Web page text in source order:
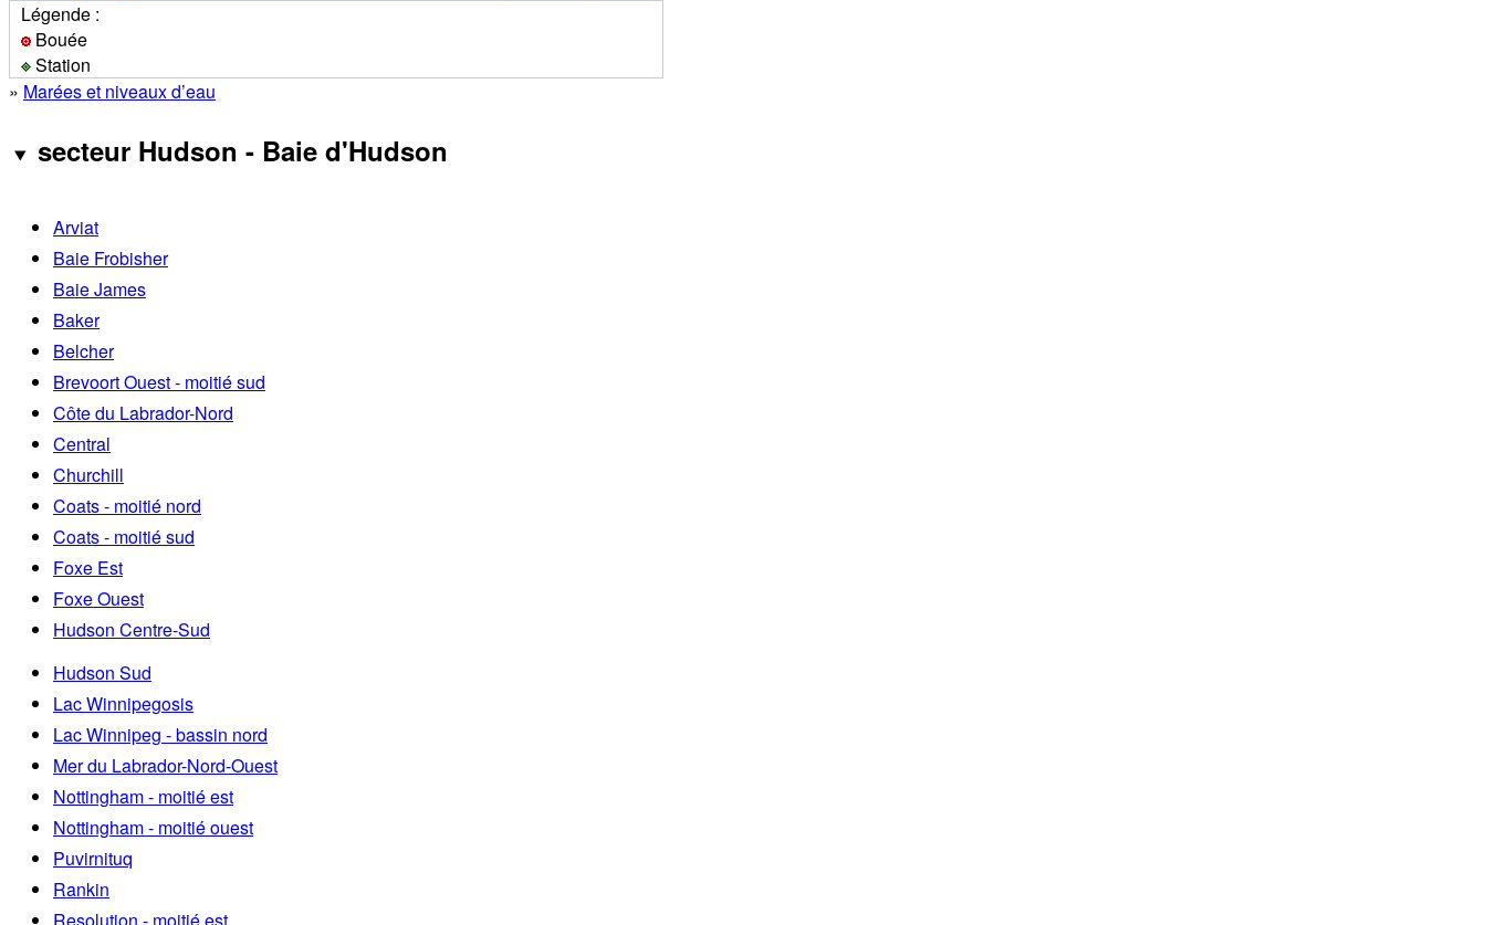
Légende :
Bouée
Station
» Marées et niveaux d’eau
secteur Hudson - Baie d'Hudson
Arviat
Baie Frobisher
Baie James
Baker
Belcher
Brevoort Ouest - moitié sud
Côte du Labrador-Nord
Central
Churchill
Coats - moitié nord
Coats - moitié sud
Foxe Est
Foxe Ouest
Hudson Centre-Sud
Hudson Sud
Lac Winnipegosis
Lac Winnipeg - bassin nord
Mer du Labrador-Nord-Ouest
Nottingham - moitié est
Nottingham - moitié ouest
Puvirnituq
Rankin